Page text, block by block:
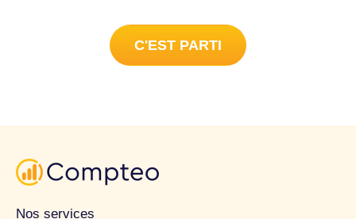
C'EST PARTI
Nos services